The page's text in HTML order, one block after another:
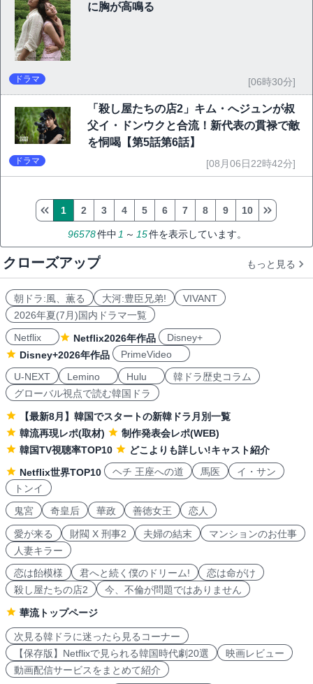
に胸が高鳴る
ドラマ [06時30分]
「殺し屋たちの店2」キム・へジュンが叔
父イ・ドンウクと合流！新代表の貫禄で敵
を恫喝【第5話第6話】
ドラマ [08月06日22時42分]
96578件中 1 ～ 15件を表示しています。
1 2 3 4 5 6 7 8 9 10
クローズアップ もっと見る
朝ドラ:風、薫る 大河:豊臣兄弟!
VIVANT
2026年夏(7月)国内ドラマ一覧
Netflix
Netflix2026年作品
Disney+
Disney+2026年作品
PrimeVideo
U-NEXT
Lemino Hulu
韓ドラ歴史コラム
グローバル視点で読む韓国ドラ
【最新8月】韓国でスタートの新韓ドラ月別一覧
韓流再現レポ(取材)
制作発表会レポ(WEB)
韓国TV視聴率TOP10
どこよりも詳しい!キャスト紹介
Netflix世界TOP10
ヘチ 王座への道 馬医
イ・サン
トンイ
鬼宮
奇皇后 華政 善徳女王 恋人
愛が来る 財閥 X 刑事2 夫婦の結末
マンションのお仕事
人妻キラー
恋は飴模様
君へと続く僕のドリーム!
恋は命がけ
殺し屋たちの店2
今、不倫が問題ではありません
華流トップページ
次見る韓ドラに迷ったら見るコーナー
【保存版】Netflixで見られる韓国時代劇20選
映画レビュー
動画配信サービスをまとめて紹介